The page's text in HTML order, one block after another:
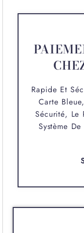
Rapide Et
Carte
Sécurité, Le
Système